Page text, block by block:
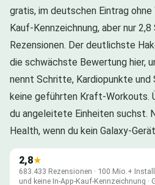
gratis, im deutschen Eintrag
Kauf-Kennzeichnung, aber nur
Rezensionen. Der deutlichste
die schwächste Bewertung hier,
nennt Schritte, Kardiopunkte und
keine geführten Kraft-Workouts.
du angeleitete Einheiten suchst.
Health, wenn du kein Galaxy-
2,8★
683.433 Rezensionen · 100 Mio.+
und keine In-App-Kauf-Kennzeichnung ·